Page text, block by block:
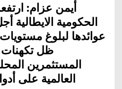
أيمن عزام:
عوائدها لبلوغ
ظل
المستثمرين
العالمية على